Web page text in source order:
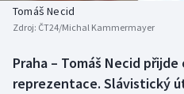
Biatlon
Box
Aplikace ČT sport
Tomáš Necid
Zdroj: ČT24/Michal Kammermayer
Praha – Tomáš Necid
reprezentace. Slávistický